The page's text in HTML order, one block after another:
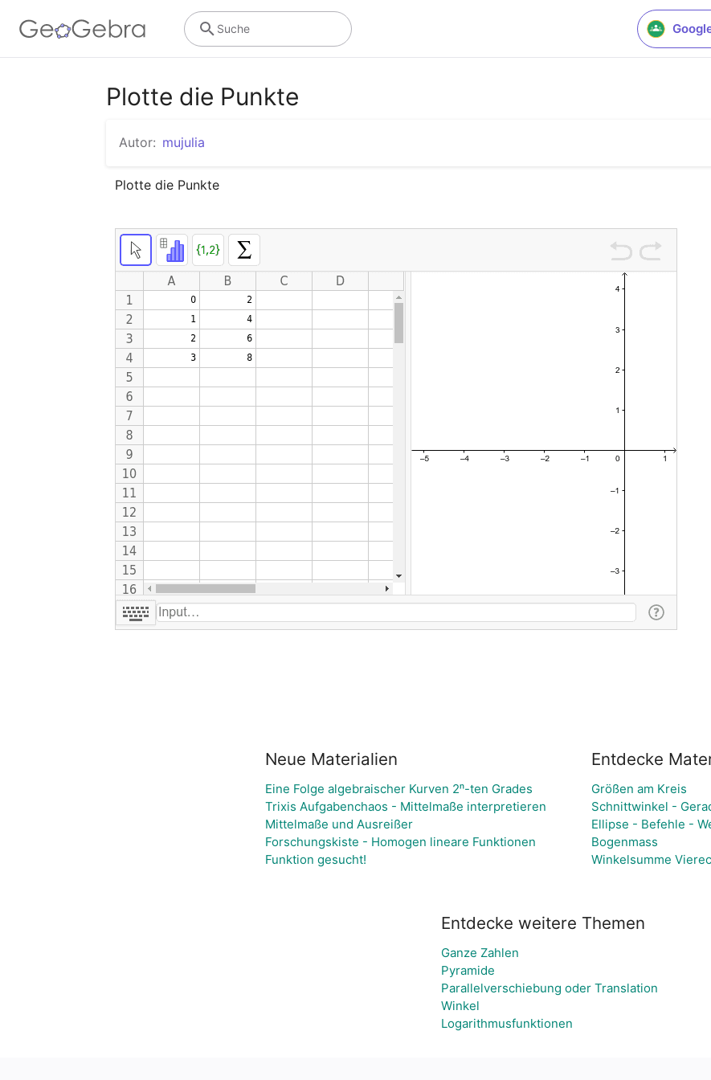
Suche
Plotte die Punkte
Autor: mujulia
Plotte die Punkte
Neue Materialien
Eine Folge algebraischer Kurven 2ⁿ-ten Grades
Trixis Aufgabenchaos - Mittelmaße interpretieren
Mittelmaße und Ausreißer
Forschungskiste - Homogen lineare Funktionen
Funktion gesucht!
Entdecke
Größen am Kreis
Schnittwinkel -
Ellipse - Befehle -
Bogenmass
Winkelsumme
Entdecke weitere Themen
Ganze Zahlen
Pyramide
Parallelverschiebung oder Translation
Winkel
Logarithmusfunktionen